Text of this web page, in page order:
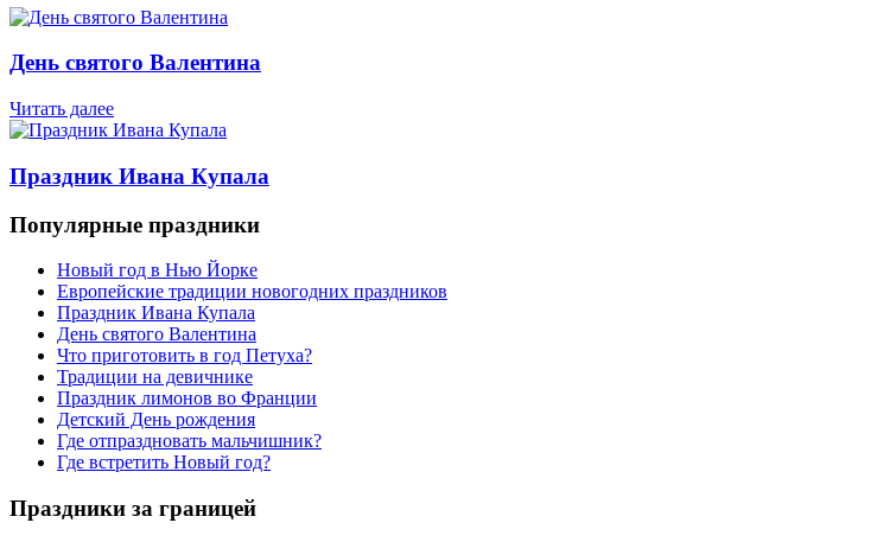
День святого Валентина
Читать далее
Праздник Ивана Купала
Популярные праздники
Новый год в Нью Йорке
Европейские традиции новогодних праздников
Праздник Ивана Купала
День святого Валентина
Что приготовить в год Петуха?
Традиции на девичнике
Праздник лимонов во Франции
Детский День рождения
Где отпраздновать мальчишник?
Где встретить Новый год?
Праздники за границей